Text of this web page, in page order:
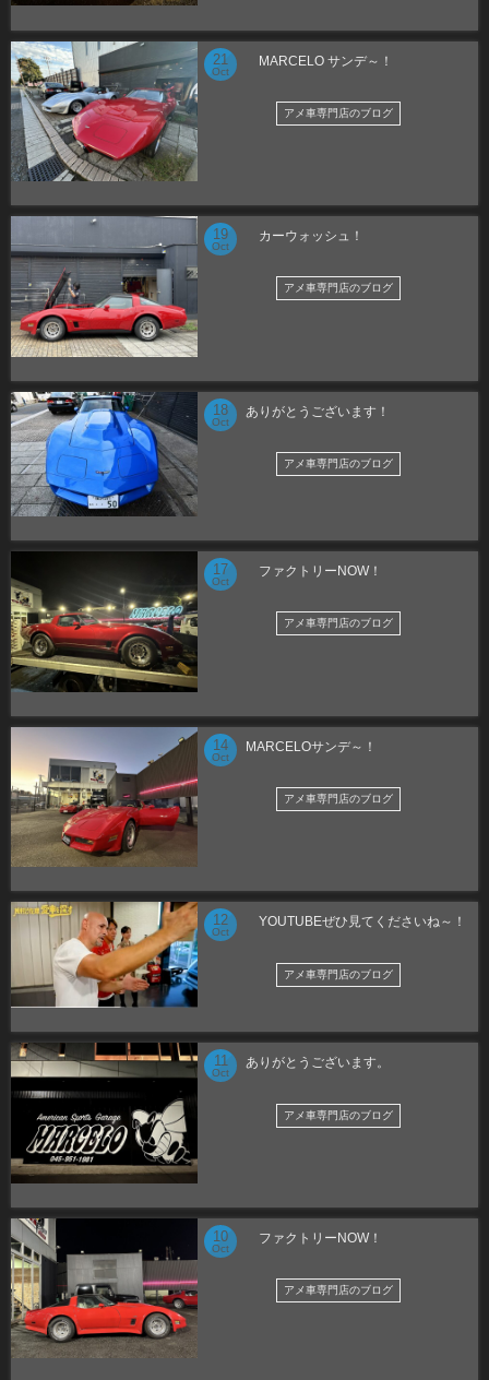
21
Oct
MARCELO サンデ～！
アメ車専門店のブログ
19
Oct
カーウォッシュ！
アメ車専門店のブログ
18
Oct
ありがとうございます！
アメ車専門店のブログ
17
Oct
ファクトリーNOW！
アメ車専門店のブログ
14
Oct
MARCELOサンデ～！
アメ車専門店のブログ
12
Oct
YOUTUBEぜひ見てくださいね～！
アメ車専門店のブログ
11
Oct
ありがとうございます。
アメ車専門店のブログ
10
Oct
ファクトリーNOW！
アメ車専門店のブログ